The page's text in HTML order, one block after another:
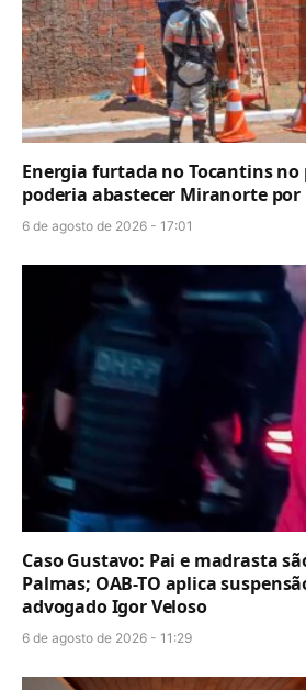
Energia furtada no Tocantins
poderia abastecer Miranorte por
6 de agosto de 2026 - 17:01
Caso Gustavo: Pai e madrasta
Palmas; OAB-TO aplica
advogado Igor Veloso
6 de agosto de 2026 - 11:29